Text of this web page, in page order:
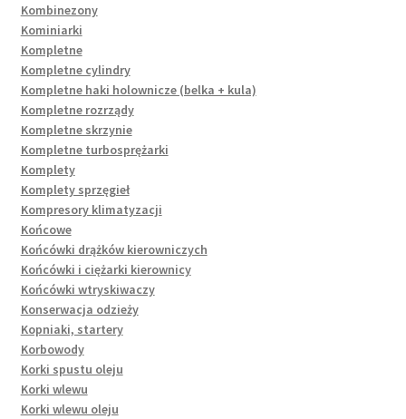
Kombinezony
Kominiarki
Kompletne
Kompletne cylindry
Kompletne haki holownicze (belka + kula)
Kompletne rozrządy
Kompletne skrzynie
Kompletne turbosprężarki
Komplety
Komplety sprzęgieł
Kompresory klimatyzacji
Końcowe
Końcówki drążków kierowniczych
Końcówki i ciężarki kierownicy
Końcówki wtryskiwaczy
Konserwacja odzieży
Kopniaki, startery
Korbowody
Korki spustu oleju
Korki wlewu
Korki wlewu oleju